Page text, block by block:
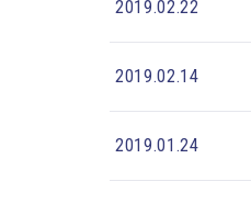
2019.02.22
2019.02.14
2019.01.24